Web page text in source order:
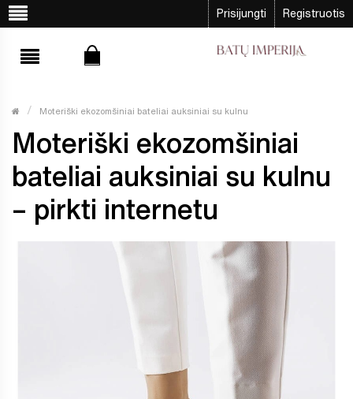
Prisijungti Registruotis
Moteriški ekozomšiniai bateliai auksiniai su kulnu
Moteriški ekozomšiniai
bateliai auksiniai su kulnu
– pirkti internetu